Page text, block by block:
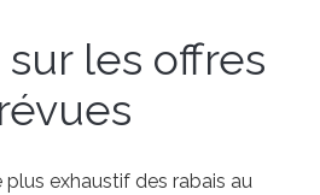
sur les offres
plus exhaustif des rabais au